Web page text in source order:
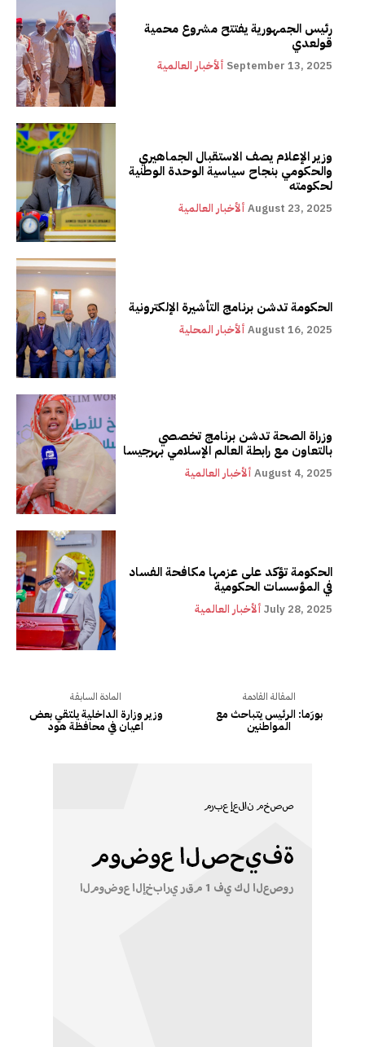
رئيس الجمهورية يفتتح مشروع محمية
قولعدي
ألأخبار العالمية September 13, 2025
وزير الإعلام يصف الاستقبال الجماهيري
والحكومي بنجاح سياسية الوحدة الوطنية
لحكومته
ألأخبار العالمية August 23, 2025
الحكومة تدشن برنامج التأشيرة الإلكترونية
ألأخبار المحلية August 16, 2025
وزراة الصحة تدشن برنامج تخصصي
بالتعاون مع رابطة العالم الإسلامي بهرجيسا
ألأخبار العالمية August 4, 2025
الحكومة تؤكد على عزمها مكافحة الفساد
في المؤسسات الحكومية
ألأخبار العالمية July 28, 2025
المادة السابقة
وزير وزارة الداخلية يلتقي بعض
اعيان في محافظة هود
المقالة القادمة
بورَما: الرئيس يتباحث مع
المواطنين